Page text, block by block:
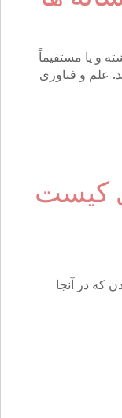
و یا مستقیماً
علم و فناوری
کیست
که در آنجا